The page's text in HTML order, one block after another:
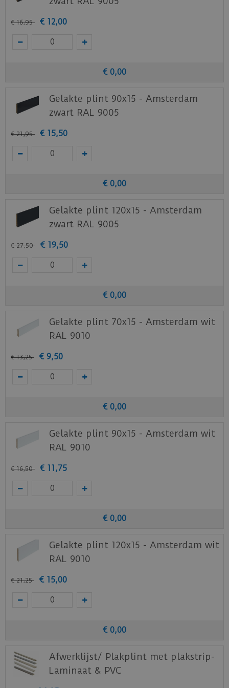
€ 16,95 € 12,00
€ 0,00
Gelakte plint 90x15 - Amsterdam
zwart RAL 9005
€ 21,95 € 15,50
€ 0,00
Gelakte plint 120x15 - Amsterdam
zwart RAL 9005
€ 27,50 € 19,50
€ 0,00
Gelakte plint 70x15 - Amsterdam wit
RAL 9010
€ 13,25 € 9,50
€ 0,00
Gelakte plint 90x15 - Amsterdam wit
RAL 9010
€ 16,50 € 11,75
€ 0,00
Gelakte plint 120x15 - Amsterdam wit
RAL 9010
€ 21,25 € 15,00
€ 0,00
Afwerklijst/ Plakplint met plakstrip-
Laminaat & PVC